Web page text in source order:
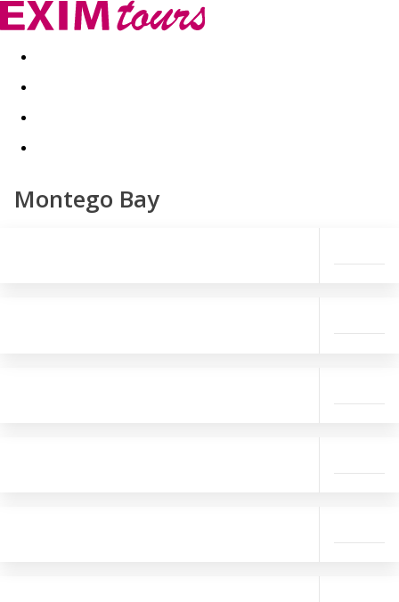
Akční nabídky Last minute
Montego Bay